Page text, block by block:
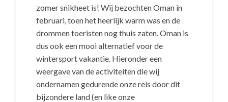
zomer snikheet is! Wij bezochten Oman in
februari, toen het heerlijk warm was en de
drommen toeristen nog thuis zaten. Oman is
dus ook een mooi alternatief voor de
wintersport vakantie. Hieronder een
weergave van de activiteiten die wij
ondernamen gedurende onze reis door dit
bijzondere land (en like onze